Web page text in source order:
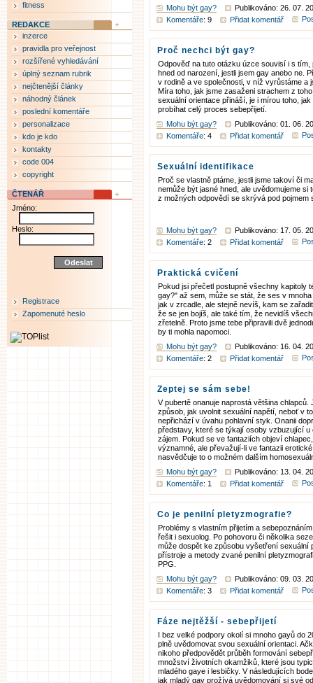
Mohu být gay?
Publikováno: 26. 07.
Komentáře: 9 Přidat komentář
Proč nechci být gay?
Odpověď na tuto otázku úzce souvisí i s tím,
hned od narození, jestli jsem gay anebo ne.
v rodině a ve společnosti, v níž vyrůstáme a
Míra toho, jak jsme zasaženi strachem z
sexuální orientace přináší, je i mírou toho, jak
probíhat celý proces sebepřijetí.
Mohu být gay?
Publikováno: 01. 06.
Komentáře: 4 Přidat komentář
Sexuální identifikace
Proč se vlastně ptáme, jestli jsme takoví či
nemůže být jasné hned, ale uvědomujeme si
z možných odpovědí se skrývá pod pojmem
Mohu být gay?
Publikováno: 17. 05.
Komentáře: 2 Přidat komentář
Praktická cvičení
Pokud jsi přečetl postupně všechny kapitoly
gay?" až sem, může se stát, že ses v
jak v zrcadle, ale stejně nevíš, kam se
že se jen bojíš, ale také tím, že nevidíš
zřetelně. Proto jsme tebe připravili dvě
by ti mohla napomoci.
Mohu být gay?
Publikováno: 16. 04.
Komentáře: 2 Přidat komentář
Zeptej se sám sebe!
V pubertě onanuje naprostá většina chlapců.
způsob, jak uvolnit sexuální napětí, neboť v
nepřichází v úvahu pohlavní styk. Onanii
představy, které se týkají osoby vzbuzující u
zájem. Pokud se ve fantaziích objeví
významné, ale převažují-li ve fantazii
nasvědčuje to o možném dalším
Mohu být gay?
Publikováno: 13. 04.
Komentáře: 1 Přidat komentář
Co je penilní pletyzmografie?
Problémy s vlastním přijetím a
řešit i sexuolog. Po pohovoru či několika
může dospět ke způsobu vyšetření sexuální
přístroje a metody zvané penilní
PPG.
Mohu být gay?
Publikováno: 09. 03.
Komentáře: 3 Přidat komentář
Fáze nejtěžší - sebepřijetí
I bez velké podpory okolí si mnoho gayů do
plně uvědomovat svou sexuální orientaci.
nikoho předpovědět průběh formování
množství životních okamžiků, které jsou
mladého gaye i lesbičky. V následujících
jak mladý gay prožívá uvědomování si své
fitness
REDAKCE
inzerce
pravidla pro veřejnost
rozšířené vyhledávání
úplný seznam rubrik
nejčtenější články
náhodný článek
poslední komentáře
personalizace
kdo je kdo
kontakty
code 004
copyright
ČTENÁŘ
Jméno:
Heslo:
Registrace
Zapomenuté heslo